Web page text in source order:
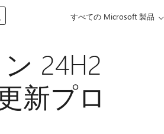
すべての Microsoft 製品
24H2
新プロ